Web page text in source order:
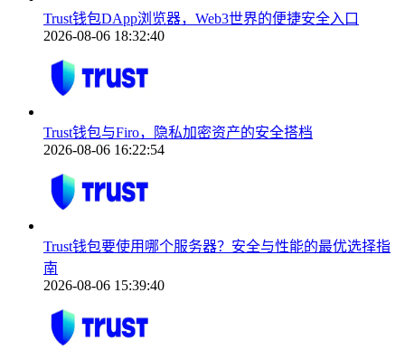
Trust钱包DApp浏览器，Web3世界的便捷安全入口
2026-08-06 18:32:40
Trust钱包与Firo，隐私加密资产的安全搭档
2026-08-06 16:22:54
Trust钱包要使用哪个服务器？安全与性能的最优选择指
南
2026-08-06 15:39:40